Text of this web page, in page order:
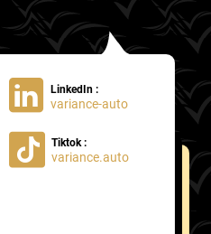
LinkedIn :
variance-auto
Tiktok :
variance.auto